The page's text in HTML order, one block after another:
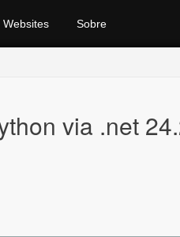
Websites Sobre
via .net